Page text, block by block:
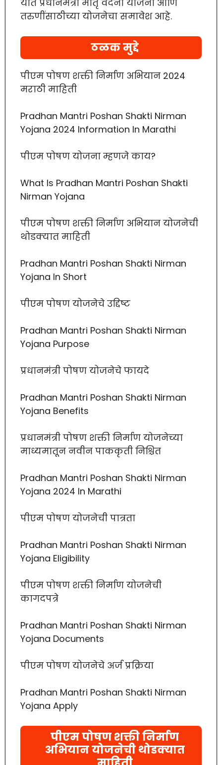
यात प्रधानमंत्री मातृ वंदना योजना आणि
तरुणींसाठीच्या योजनेचा समावेश आहे.
ठळक मुद्दे
पीएम पोषण शक्ती निर्माण अभियान 2024
मराठी माहिती
Pradhan Mantri Poshan Shakti Nirman
Yojana 2024 Information In Marathi
पीएम पोषण योजना म्हणजे काय?
What Is Pradhan Mantri Poshan Shakti
Nirman Yojana
पीएम पोषण शक्ती निर्माण अभियान योजनेची
थोडक्यात माहिती
Pradhan Mantri Poshan Shakti Nirman
Yojana In Short
पीएम पोषण योजनेचे उद्दिष्ट
Pradhan Mantri Poshan Shakti Nirman
Yojana Purpose
प्रधानमंत्री पोषण योजनेचे फायदे
Pradhan Mantri Poshan Shakti Nirman
Yojana Benefits
प्रधानमंत्री पोषण शक्ती निर्माण योजनेच्या
माध्यमातून नवीन पाककृती निश्चित
Pradhan Mantri Poshan Shakti Nirman
Yojana 2024 In Marathi
पीएम पोषण योजनेची पात्रता
Pradhan Mantri Poshan Shakti Nirman
Yojana Eligibility
पीएम पोषण शक्ती निर्माण योजनेची
कागदपत्रे
Pradhan Mantri Poshan Shakti Nirman
Yojana Documents
पीएम पोषण योजनेचे अर्ज प्रक्रिया
Pradhan Mantri Poshan Shakti Nirman
Yojana Apply
पीएम पोषण शक्ती निर्माण
अभियान योजनेची थोडक्यात